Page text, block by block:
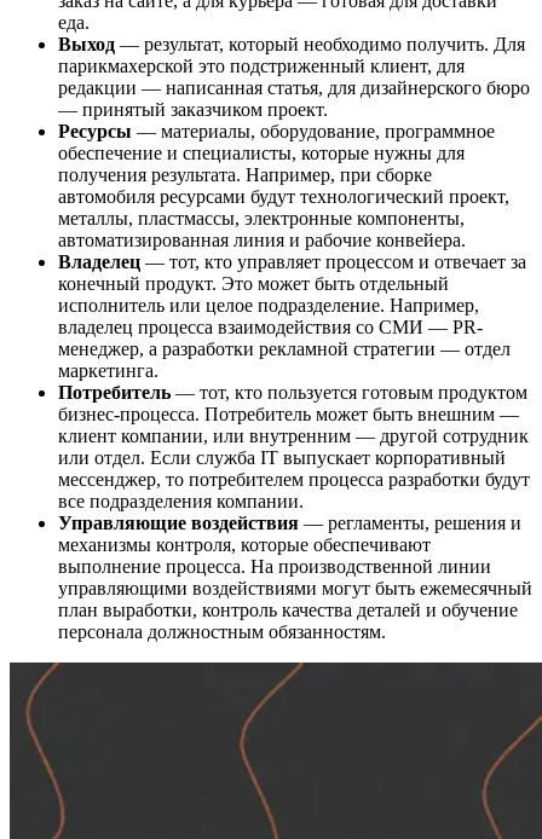
еда.
Выход — результат, который необходимо получить. Для
парикмахерской это подстриженный клиент, для
редакции — написанная статья, для дизайнерского бюро
— принятый заказчиком проект.
Ресурсы — материалы, оборудование, программное
обеспечение и специалисты, которые нужны для
получения результата. Например, при сборке
автомобиля ресурсами будут технологический проект,
металлы, пластмассы, электронные компоненты,
автоматизированная линия и рабочие конвейера.
Владелец — тот, кто управляет процессом и отвечает за
конечный продукт. Это может быть отдельный
исполнитель или целое подразделение. Например,
владелец процесса взаимодействия со СМИ — PR-
менеджер, а разработки рекламной стратегии — отдел
маркетинга.
Потребитель — тот, кто пользуется готовым продуктом
бизнес-процесса. Потребитель может быть внешним —
клиент компании, или внутренним — другой сотрудник
или отдел. Если служба IT выпускает корпоративный
мессенджер, то потребителем процесса разработки будут
все подразделения компании.
Управляющие воздействия — регламенты, решения и
механизмы контроля, которые обеспечивают
выполнение процесса. На производственной линии
управляющими воздействиями могут быть ежемесячный
план выработки, контроль качества деталей и обучение
персонала должностным обязанностям.